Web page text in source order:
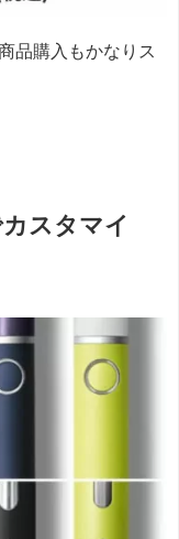
品購入もかなりス
スタマイ